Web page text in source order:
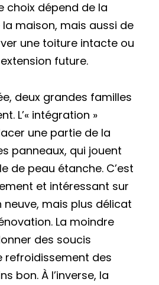
choix dépend de la
maison, mais aussi de
une toiture intacte ou
future.
deux grandes familles
L’« intégration »
une partie de la
panneaux, qui jouent
de peau étanche. C’est
et intéressant sur
mais plus délicat
La moindre
des soucis
refroidissement des
bon. À l’inverse, la